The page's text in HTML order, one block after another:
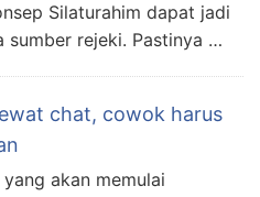
Silaturahim dapat jadi
sumber rejeki. Pastinya …
chat, cowok harus
akan memulai